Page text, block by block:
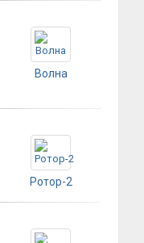
Волна
Ротор-2